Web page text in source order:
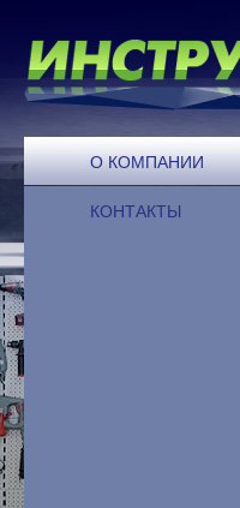
О КОМПАНИИ
КОНТАКТЫ